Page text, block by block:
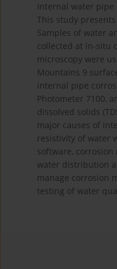
Internal water
This study
Samples of water
collected at in-situ
microscopy were
Mountains 9
internal pipe
Photometer 7100,
dissolved solids
major causes of
resistivity of water
software,
water distribution
manage corrosion
testing of water